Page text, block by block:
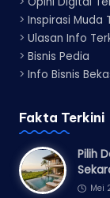
> Inspirasi Muda
> Ulasan Info
> Bisnis Pedia
> Info Bisnis
Fakta Terkini
Pilih
Mei